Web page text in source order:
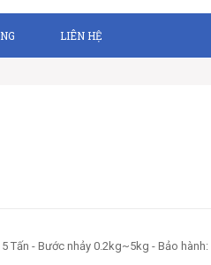
LIÊN HỆ
Tấn - Bước nhảy 0.2kg~5kg - Bảo hành: